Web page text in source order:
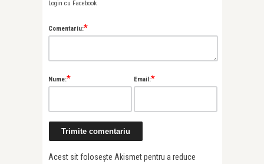
Login cu Facebook
Comentariu:*
Nume:* Email:*
Acest sit folosește Akismet pentru a reduce